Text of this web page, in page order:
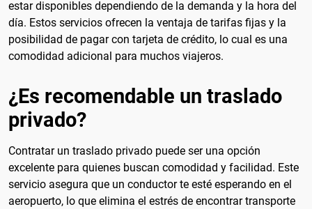
estar disponibles dependiendo de la demanda y la hora del
día. Estos servicios ofrecen la ventaja de tarifas fijas y la
posibilidad de pagar con tarjeta de crédito, lo cual es una
comodidad adicional para muchos viajeros.
¿Es recomendable un traslado
privado?
Contratar un traslado privado puede ser una opción
excelente para quienes buscan comodidad y facilidad. Este
servicio asegura que un conductor te esté esperando en el
aeropuerto, lo que elimina el estrés de encontrar transporte